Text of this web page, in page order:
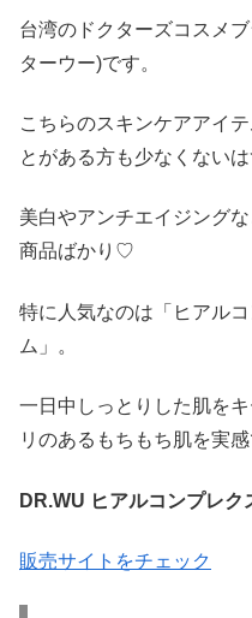
台湾のドクターズコスメ
ターウー)です。
こちらのスキンケアアイ
とがある方も少なくないは
美白やアンチエイジング
商品ばかり♡
特に人気なのは「ヒアル
ム」。
一日中しっとりした肌を
リのあるもちもち肌を実感
DR.WU ヒアルコンプレク
販売サイトをチェック